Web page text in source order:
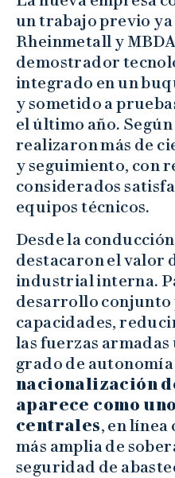
un trabajo previo ya
Rheinmetall y
demostrador
integrado en un
y sometido a
el último año.
realizaron más de
y seguimiento, con
considerados
equipos técnicos.
Desde la
destacaron el valor
industrial interna.
desarrollo
capacidades,
las fuerzas
grado de
nacionalización
aparece como
centrales, en línea
más amplia de
seguridad de